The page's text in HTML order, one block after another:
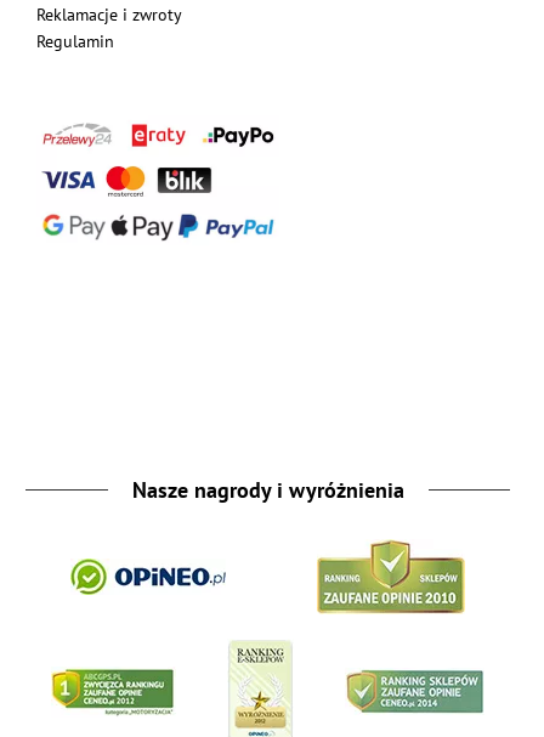
Reklamacje i zwroty
Regulamin
Nasze nagrody i wyróżnienia